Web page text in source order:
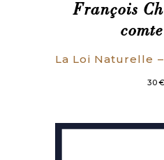
François
30€